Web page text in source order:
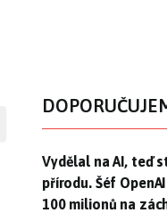
Vydělal na AI, teď
Vydělal na AI, teď
přírodu. Šéf
100 milionů na